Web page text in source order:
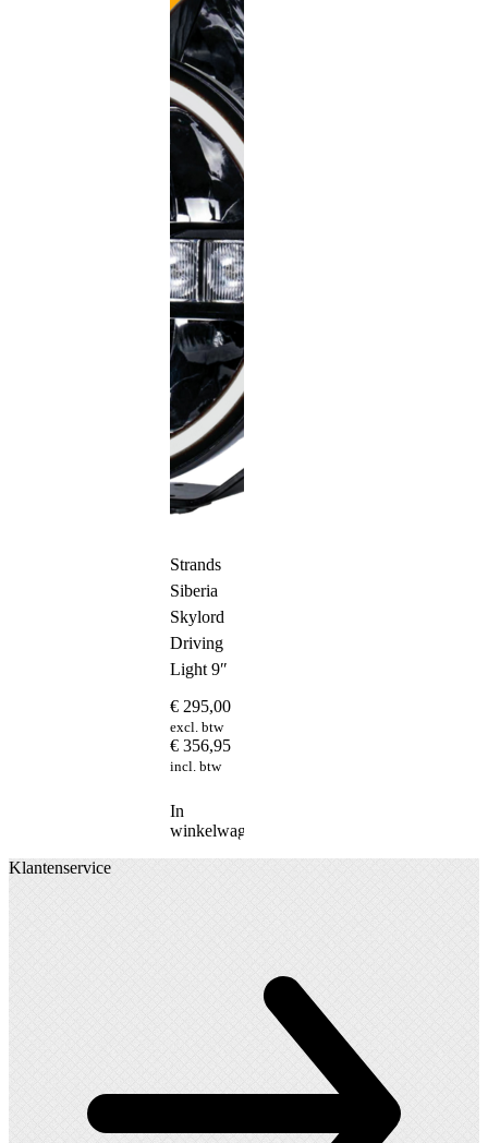
Strands
Siberia
Skylord
Driving
Light 9″
€ 295,00
excl. btw
€ 356,95
incl. btw
In
winkelwagen
Klantenservice